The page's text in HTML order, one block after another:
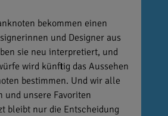
bekommen einen
und Designer aus
sie neu interpretiert, und
wird künftig das Aussehen
bestimmen. Und wir alle
und unsere Favoriten
bleibt nur die Entscheidung